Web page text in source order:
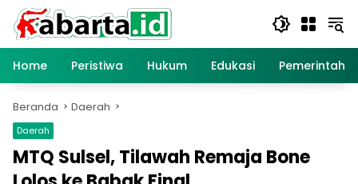
Langsung
konten
Home
Peristiwa Hukum Edukasi
Beranda Daerah
Daerah
MTQ Sulsel, Tilawah Remaja Bone